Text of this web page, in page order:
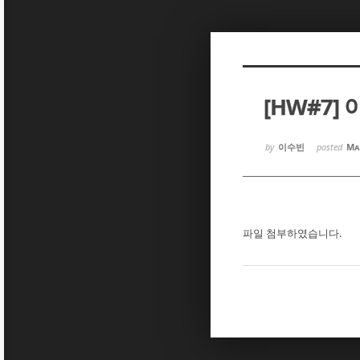
[HW#7]
by 이수빈 posted
파일 첨부하였습니다.
Sketchbook5, 스케치북5
Sketchbook5, 스케치북5
Sketchbook5, 스케치북5
Sketchbook5, 스케치북5